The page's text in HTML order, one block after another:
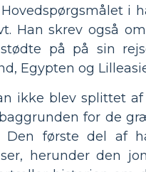
i
Han skrev også
på på sin
Egypten og
ikke blev splittet
for de
Den første del af
herunder den